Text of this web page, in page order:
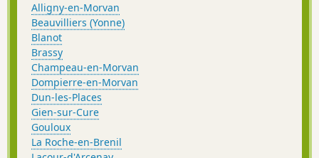
Alligny-en-Morvan
Beauvilliers (Yonne)
Blanot
Brassy
Champeau-en-Morvan
Dompierre-en-Morvan
Dun-les-Places
Gien-sur-Cure
Gouloux
La Roche-en-Brenil